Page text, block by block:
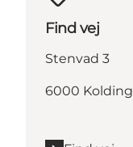
Find vej
Stenvad 3
6000 Kolding